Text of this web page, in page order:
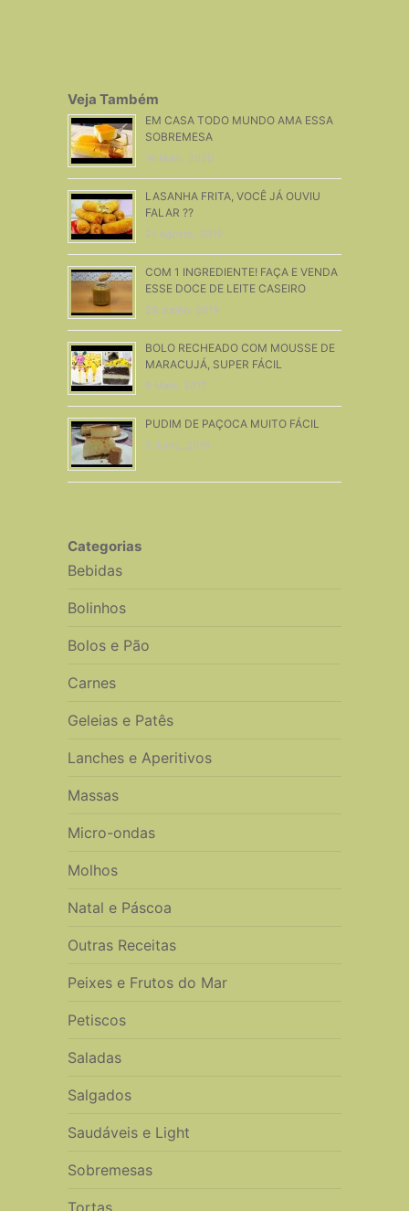
Veja Também
EM CASA TODO MUNDO AMA ESSA
SOBREMESA
16 Maio, 2020
LASANHA FRITA, VOCÊ JÁ OUVIU
FALAR ??
21 Agosto, 2019
COM 1 INGREDIENTE! FAÇA E VENDA
ESSE DOCE DE LEITE CASEIRO
28 Junho, 2019
BOLO RECHEADO COM MOUSSE DE
MARACUJÁ, SUPER FÁCIL
9 Maio, 2017
PUDIM DE PAÇOCA MUITO FÁCIL
5 Julho, 2018
Categorias
Bebidas
Bolinhos
Bolos e Pão
Carnes
Geleias e Patês
Lanches e Aperitivos
Massas
Micro-ondas
Molhos
Natal e Páscoa
Outras Receitas
Peixes e Frutos do Mar
Petiscos
Saladas
Salgados
Saudáveis e Light
Sobremesas
Tortas